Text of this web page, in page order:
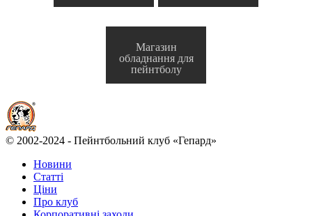
Магазин
обладнання для
пейнтболу
© 2002-2024 - Пейнтбольний клуб «Гепард»
Новини
Статті
Ціни
Про клуб